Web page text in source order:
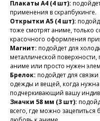
Плакаты А4 (4 шт):
применения в скрапбукинге.
Открытки А5 (4 шт):
тоже смотрят аниме, только
красочного оформления
Магнит: подойдет для
металлической
аниме или просто нужен
Брелок: подойдет для
одежды и вещей, когда
подчеркивающий вашу
Значки 58 мм (3 шт):
всего, где можно зацепиться